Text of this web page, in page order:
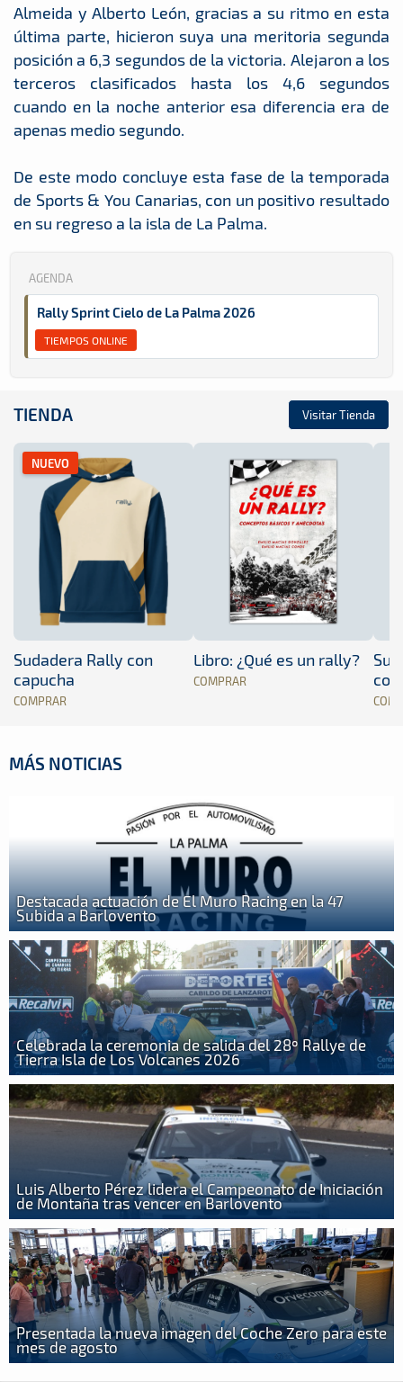
Almeida y Alberto León, gracias a su ritmo en esta
última parte, hicieron suya una meritoria segunda
posición a 6,3 segundos de la victoria. Alejaron a los
terceros clasificados hasta los 4,6 segundos
cuando en la noche anterior esa diferencia era de
apenas medio segundo.
De este modo concluye esta fase de la temporada
de Sports & You Canarias, con un positivo resultado
en su regreso a la isla de La Palma.
AGENDA
Rally Sprint Cielo de La Palma 2026
TIEMPOS ONLINE
TIENDA Visitar Tienda
NUEVO
Sudadera Rally con
capucha
COMPRAR
Libro: ¿Qué es un rally?
COMPRAR
MÁS NOTICIAS
Destacada actuación de El Muro Racing en la 47
Subida a Barlovento
Celebrada la ceremonia de salida del 28º Rallye de
Tierra Isla de Los Volcanes 2026
Luis Alberto Pérez lidera el Campeonato de Iniciación
de Montaña tras vencer en Barlovento
Presentada la nueva imagen del Coche Zero para este
mes de agosto